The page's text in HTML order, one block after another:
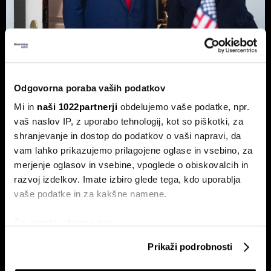
Odgovorna poraba vaših podatkov
Mi in naši 1022partnerji obdelujemo vaše podatke, npr.
vaš naslov IP, z uporabo tehnologij, kot so piškotki, za
shranjevanje in dostop do podatkov o vaši napravi, da
vam lahko prikazujemo prilagojene oglase in vsebino, za
merjenje oglasov in vsebine, vpoglede o obiskovalcih in
razvoj izdelkov. Imate izbiro glede tega, kdo uporablja
vaše podatke in za kakšne namene.
Identificirati napravo z aktivnim preverjanjem
Prikaži podrobnosti
Top 5 novic za začetek dneva:
ZDA in Izrael?
To so prve novice dneva.
nov val kibernetskih napadov na